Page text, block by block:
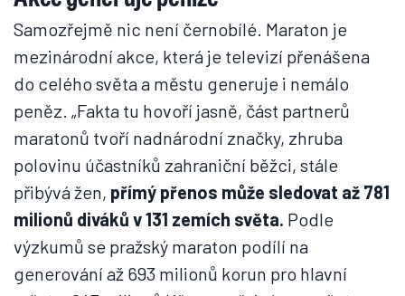
Samozřejmě nic není černobílé. Maraton je
mezinárodní akce, která je televizí přenášena
do celého světa a městu generuje i nemálo
peněz. „Fakta tu hovoří jasně, část partnerů
maratonů tvoří nadnárodní značky, zhruba
polovinu účastníků zahraniční běžci, stále
přibývá žen, přímý přenos může sledovat až 781
milionů diváků v 131 zemích světa. Podle
výzkumů se pražský maraton podílí na
generování až 693 milionů korun pro hlavní